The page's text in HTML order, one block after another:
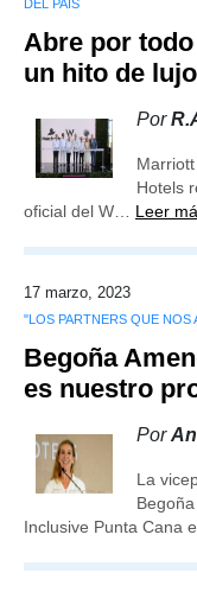
DEL PAÍS
Abre por
un hito de
Por
Hotels
oficial del W… Leer
17 marzo, 2023
"LOS PARTNERS QUE NOS
Begoña
es nuestro
Por
La
Inclusive Punta Cana